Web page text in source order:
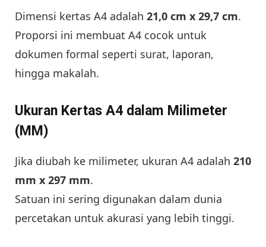
Dimensi kertas A4 adalah 21,0 cm x 29,7 cm.
Proporsi ini membuat A4 cocok untuk
dokumen formal seperti surat, laporan,
hingga makalah.
Ukuran Kertas A4 dalam Milimeter
(MM)
Jika diubah ke milimeter, ukuran A4 adalah 210
mm x 297 mm.
Satuan ini sering digunakan dalam dunia
percetakan untuk akurasi yang lebih tinggi.